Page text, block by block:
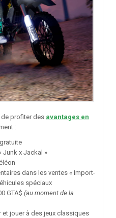
de profiter des avantages en
:
Junk x Jackal »
dans les ventes « Import-
spéciaux
GTA$ (au moment de la
jouer à des jeux classiques